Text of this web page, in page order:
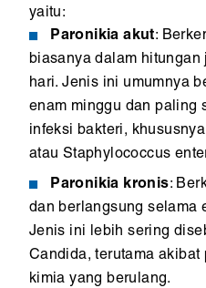
yaitu:
Paronikia akut:
biasanya dalam
hari. Jenis ini umumnya
enam minggu dan paling
infeksi bakteri,
atau Staphylococcus
Paronikia kronis:
dan berlangsung selama
Jenis ini lebih sering
Candida, terutama akibat
kimia yang berulang.